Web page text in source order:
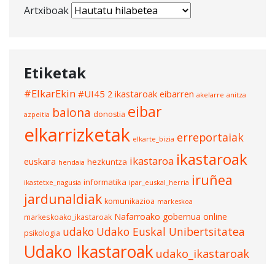
Artxiboak
Etiketak
#ElkarEkin #UI45 2 ikastaroak eibarren akelarre anitza
azpeitia baiona donostia eibar
elkarrizketak elkarte_bizia erreportaiak
euskara hendaia hezkuntza ikastaroa ikastaroak
ikastetxe_nagusia informatika ipar_euskal_herria iruñea
jardunaldiak komunikazioa markeskoa
markeskoako_ikastaroak Nafarroako gobernua online
psikologia udako Udako Euskal Unibertsitatea
Udako Ikastaroak udako_ikastaroak